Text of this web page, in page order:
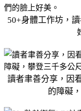
50+身體工作坊，
讀者聿善分享，因
的障礙